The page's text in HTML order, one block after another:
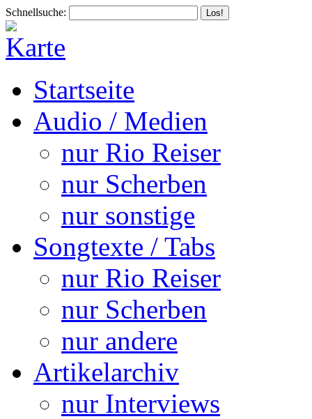
Schnellsuche:
Startseite
Audio / Medien
nur Rio Reiser
nur Scherben
nur sonstige
Songtexte / Tabs
nur Rio Reiser
nur Scherben
nur andere
Artikelarchiv
nur Interviews